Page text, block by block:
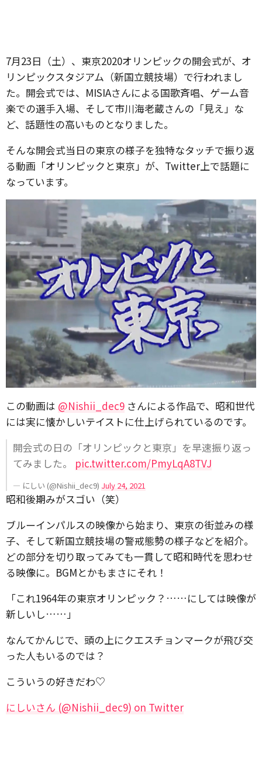
7月23日（土）、東京2020オリンピックの開会式が、オ
リンピックスタジアム（新国立競技場）で行われまし
た。開会式では、MISIAさんによる国歌斉唱、ゲーム音
楽での選手入場、そして市川海老蔵さんの「見え」な
ど、話題性の高いものとなりました。
そんな開会式当日の東京の様子を独特なタッチで振り返
る動画「オリンピックと東京」が、Twitter上で話題に
なっています。
この動画は @Nishii_dec9 さんによる作品で、昭和世代
には実に懐かしいテイストに仕上げられているのです。
開会式の日の「オリンピックと東京」を早速振り返っ
てみました。 pic.twitter.com/PmyLqA8TVJ
— にしい (@Nishii_dec9) July 24, 2021
昭和後期みがスゴい（笑）
ブルーインパルスの映像から始まり、東京の街並みの様
子、そして新国立競技場の警戒態勢の様子などを紹介。
どの部分を切り取ってみても一貫して昭和時代を思わせ
る映像に。BGMとかもまさにそれ！
「これ1964年の東京オリンピック？……にしては映像が
新しいし……」
なんてかんじで、頭の上にクエスチョンマークが飛び交
った人もいるのでは？
こういうの好きだわ♡
にしいさん (@Nishii_dec9) on Twitter